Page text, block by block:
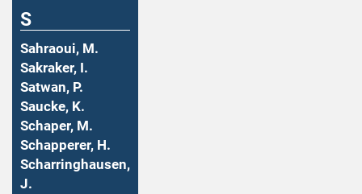
S
Sahraoui, M.
Sakraker, I.
Satwan, P.
Saucke, K.
Schaper, M.
Schapperer, H.
Scharringhausen,
J.